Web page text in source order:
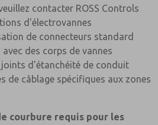
contacter ROSS Controls
d'électrovannes
de connecteurs standard
des corps de vannes
d'étanchéité de conduit
de câblage spécifiques aux zones
courbure requis pour les